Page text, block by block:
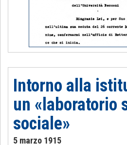
Intorno alla
un «laboratorio
sociale»
5 marzo 1915